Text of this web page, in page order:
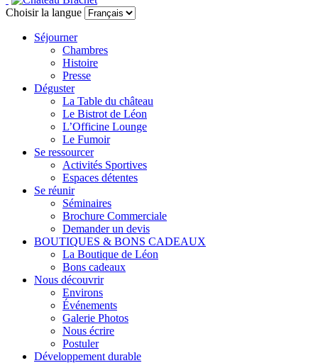
Choisir la langue
Séjourner
Chambres
Histoire
Presse
Déguster
La Table du château
Le Bistrot de Léon
L’Officine Lounge
Le Fumoir
Se ressourcer
Activités Sportives
Espaces détentes
Se réunir
Séminaires
Brochure Commerciale
Demander un devis
BOUTIQUES & BONS CADEAUX
La Boutique de Léon
Bons cadeaux
Nous découvrir
Environs
Événements
Galerie Photos
Nous écrire
Postuler
Développement durable